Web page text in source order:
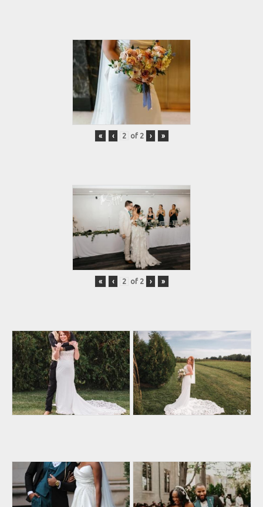
« ‹ of 2 › »
« ‹ of 2 › »